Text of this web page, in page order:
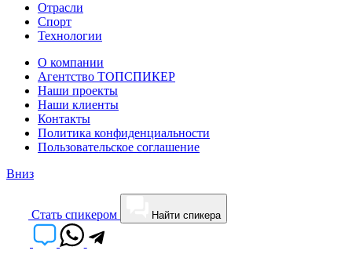
Отрасли
Спорт
Технологии
О компании
Агентство ТОПСПИКЕР
Наши проекты
Наши клиенты
Контакты
Политика конфиденциальности
Пользовательское соглашение
Вниз
Cтать спикером Найти спикера